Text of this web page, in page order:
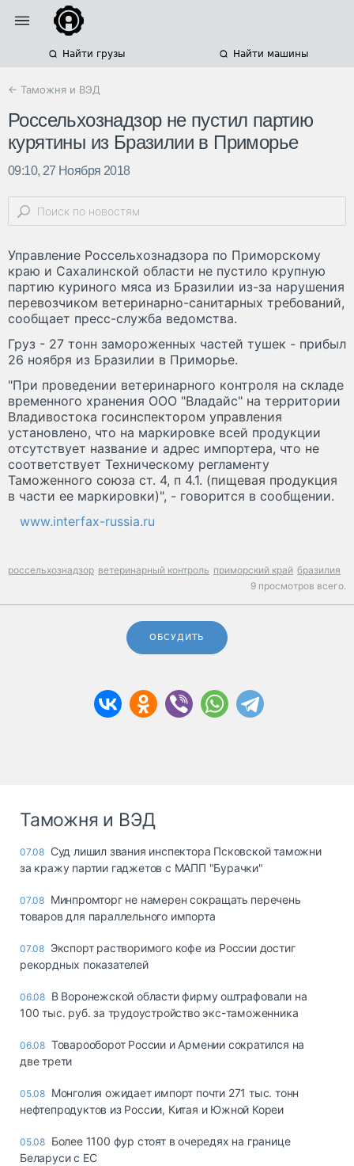
Найти грузы Найти машины
← Таможня и ВЭД
Россельхознадзор не пустил партию
курятины из Бразилии в Приморье
09:10, 27 Ноября 2018
Управление Россельхознадзора по Приморскому
краю и Сахалинской области не пустило крупную
партию куриного мяса из Бразилии из-за нарушения
перевозчиком ветеринарно-санитарных требований,
сообщает пресс-служба ведомства.
Груз - 27 тонн замороженных частей тушек - прибыл
26 ноября из Бразилии в Приморье.
"При проведении ветеринарного контроля на складе
временного хранения ООО "Владайс" на территории
Владивостока госинспектором управления
установлено, что на маркировке всей продукции
отсутствует название и адрес импортера, что не
соответствует Техническому регламенту
Таможенного союза ст. 4, п 4.1. (пищевая продукция
в части ее маркировки)", - говорится в сообщении.
www.interfax-russia.ru
россельхознадзор ветеринарный контроль приморский край бразилия
9 просмотров всего.
ОБСУДИТЬ
Таможня и ВЭД
07.08 Суд лишил звания инспектора Псковской таможни
за кражу партии гаджетов с МАПП "Бурачки"
07.08 Минпромторг не намерен сокращать перечень
товаров для параллельного импорта
07.08 Экспорт растворимого кофе из России достиг
рекордных показателей
06.08 В Воронежской области фирму оштрафовали на
100 тыс. руб. за трудоустройство экс-таможенника
06.08 Товарооборот России и Армении сократился на
две трети
05.08 Монголия ожидает импорт почти 271 тыс. тонн
нефтепродуктов из России, Китая и Южной Кореи
05.08 Более 1100 фур стоят в очередях на границе
Беларуси с ЕС